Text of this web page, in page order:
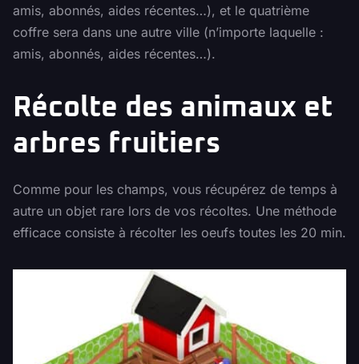
amis, abonnés, aides récentes…), et le quatrième
coffre sera dans une autre ville (n’importe laquelle :
amis, abonnés, aides récentes…).
Récolte des animaux et
arbres fruitiers
Comme pour les champs, vous récupérez de temps à
autre un objet rare lors de vos récoltes. Une méthode
efficace consiste à récolter les oeufs toutes les 20 min.